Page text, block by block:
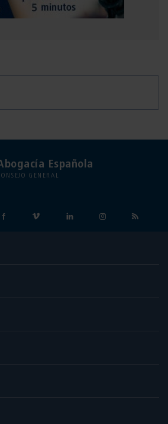
Española
GENERAL